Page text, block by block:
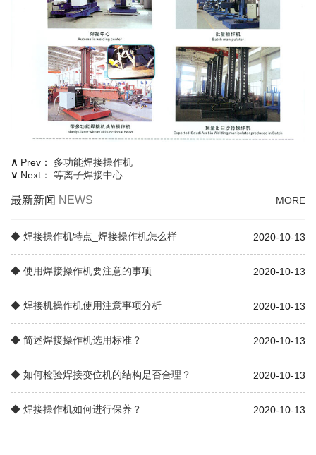
∧ Prev： 多功能焊接操作机
∨ Next： 等离子焊接中心
最新新闻 NEWS MORE
◆ 焊接操作机特点_焊接操作机怎么样 2020-10-13
◆ 使用焊接操作机要注意的事项 2020-10-13
◆ 焊接机操作机使用注意事项分析 2020-10-13
◆ 简述焊接操作机选用标准？ 2020-10-13
◆ 如何检验焊接变位机的结构是否合理？ 2020-10-13
◆ 焊接操作机如何进行保养？ 2020-10-13